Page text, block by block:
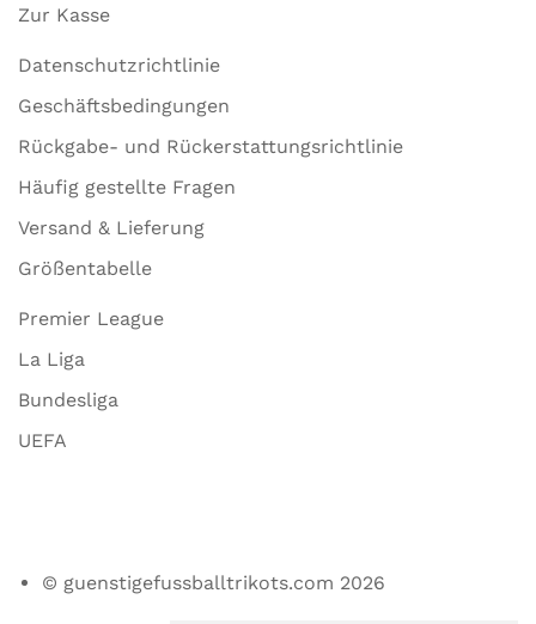
Zur Kasse
Datenschutzrichtlinie
Geschäftsbedingungen
Rückgabe- und Rückerstattungsrichtlinie
Häufig gestellte Fragen
Versand & Lieferung
Größentabelle
Premier League
La Liga
Bundesliga
UEFA
© guenstigefussballtrikots.com 2026